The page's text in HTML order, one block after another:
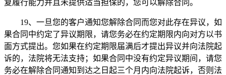
复履行能力并且未提供适当担保的，您可以解除合同。
19、一旦您的客户通知您解除合同而您对此存在异议，如
果合同中约定了异议期限，请您务必在约定期限内向对方以书
面方式提出。您如果在约定期限届满后才提出异议并向法院起
诉的，法院将无法支持；如果合同中没有约定异议期间，请您
务必在解除合同通知到达之日起三个月内向法院起诉，否则法